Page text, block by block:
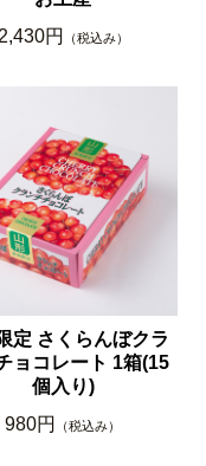
2,430円
（税込み）
定 さくらんぼクラ
ョコレート 1箱(15
個入り)
980円
（税込み）